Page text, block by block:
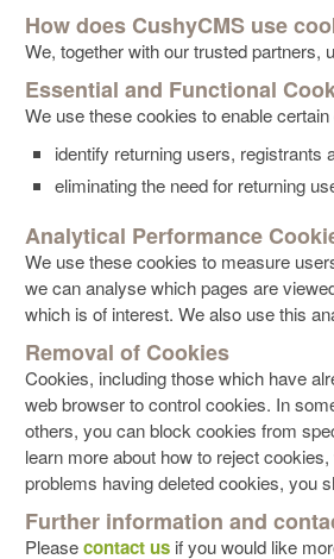
How does CushyCMS use
We, together with our trusted partners,
Essential and Functional
We use these cookies to enable
identify returning users, registrants
eliminating the need for returning
Analytical Performance
We use these cookies to measure
we can analyse which pages are
which is of interest. We also use this
Removal of Cookies
Cookies, including those which have
web browser to control cookies. In
others, you can block cookies from
learn more about how to reject
problems having deleted cookies, you
Further information and
Pleasecontact us if you would like